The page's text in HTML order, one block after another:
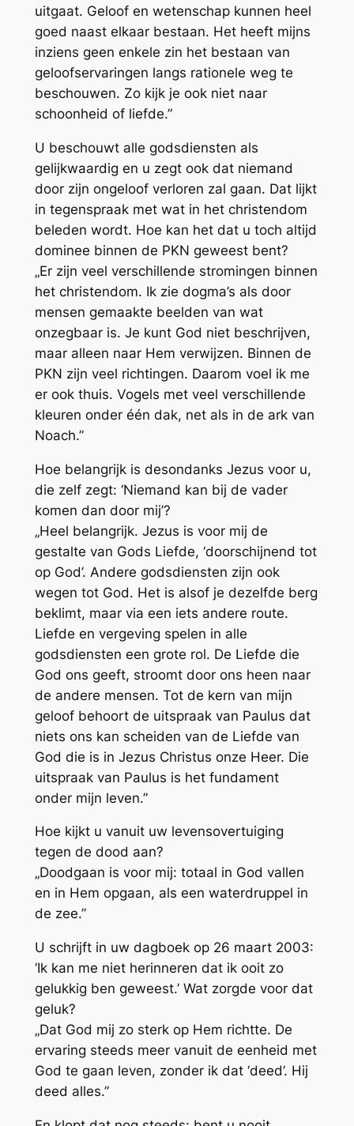
uitgaat. Geloof en wetenschap kunnen heel
goed naast elkaar bestaan. Het heeft mijns
inziens geen enkele zin het bestaan van
geloofservaringen langs rationele weg te
beschouwen. Zo kijk je ook niet naar
schoonheid of liefde.”
U beschouwt alle godsdiensten als
gelijkwaardig en u zegt ook dat niemand
door zijn ongeloof verloren zal gaan. Dat lijkt
in tegenspraak met wat in het christendom
beleden wordt. Hoe kan het dat u toch altijd
dominee binnen de PKN geweest bent?
„Er zijn veel verschillende stromingen binnen
het christendom. Ik zie dogma’s als door
mensen gemaakte beelden van wat
onzegbaar is. Je kunt God niet beschrijven,
maar alleen naar Hem verwijzen. Binnen de
PKN zijn veel richtingen. Daarom voel ik me
er ook thuis. Vogels met veel verschillende
kleuren onder één dak, net als in de ark van
Noach.”
Hoe belangrijk is desondanks Jezus voor u,
die zelf zegt: ‘Niemand kan bij de vader
komen dan door mij’?
„Heel belangrijk. Jezus is voor mij de
gestalte van Gods Liefde, ‘doorschijnend tot
op God’. Andere godsdiensten zijn ook
wegen tot God. Het is alsof je dezelfde berg
beklimt, maar via een iets andere route.
Liefde en vergeving spelen in alle
godsdiensten een grote rol. De Liefde die
God ons geeft, stroomt door ons heen naar
de andere mensen. Tot de kern van mijn
geloof behoort de uitspraak van Paulus dat
niets ons kan scheiden van de Liefde van
God die is in Jezus Christus onze Heer. Die
uitspraak van Paulus is het fundament
onder mijn leven.”
Hoe kijkt u vanuit uw levensovertuiging
tegen de dood aan?
„Doodgaan is voor mij: totaal in God vallen
en in Hem opgaan, als een waterdruppel in
de zee.”
U schrijft in uw dagboek op 26 maart 2003:
‘Ik kan me niet herinneren dat ik ooit zo
gelukkig ben geweest.’ Wat zorgde voor dat
geluk?
„Dat God mij zo sterk op Hem richtte. De
ervaring steeds meer vanuit de eenheid met
God te gaan leven, zonder ik dat ‘deed’. Hij
deed alles.”